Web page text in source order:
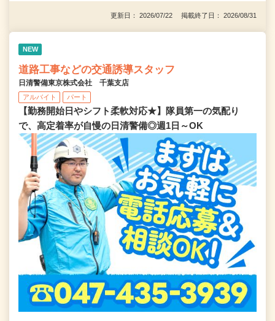
更新日： 2026/07/22 掲載終了日： 2026/08/31
NEW
道路工事などの交通誘導スタッフ
日清警備東京株式会社 千葉支店
アルバイト パート
【勤務開始日やシフト柔軟対応★】隊員第一の気配り
で、高定着率が自慢の日清警備◎週1日～OK